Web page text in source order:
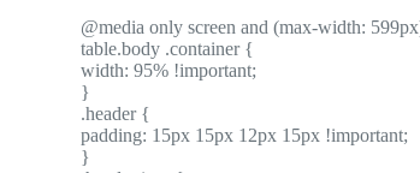
@media only screen and (max-width:
table.body .container {
width: 95% !important;
}
.header {
padding: 15px 15px 12px 15px !important;
}